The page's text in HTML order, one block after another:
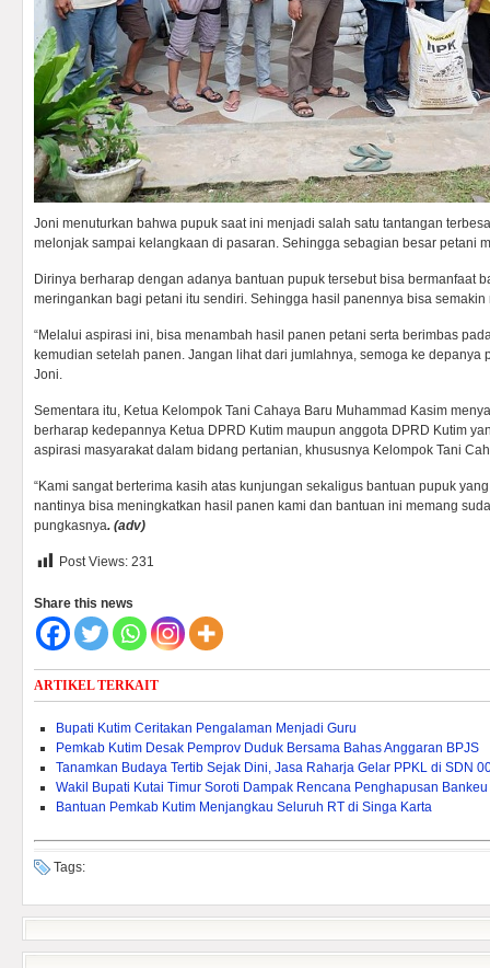
Joni menuturkan bahwa pupuk saat ini menjadi salah satu tantangan
melonjak sampai kelangkaan di pasaran. Sehingga sebagian besar petani
Dirinya berharap dengan adanya bantuan pupuk tersebut bisa bermanfaat
meringankan bagi petani itu sendiri. Sehingga hasil panennya bisa
“Melalui aspirasi ini, bisa menambah hasil panen petani serta berimbas
kemudian setelah panen. Jangan lihat dari jumlahnya, semoga ke depanya
Joni.
Sementara itu, Ketua Kelompok Tani Cahaya Baru Muhammad Kasim
berharap kedepannya Ketua DPRD Kutim maupun anggota DPRD Kutim
aspirasi masyarakat dalam bidang pertanian, khususnya Kelompok Tani
“Kami sangat berterima kasih atas kunjungan sekaligus bantuan pupuk
nantinya bisa meningkatkan hasil panen kami dan bantuan ini memang
pungkasnya. (adv)
Post Views: 231
Share this news
ARTIKEL TERKAIT
Bupati Kutim Ceritakan Pengalaman Menjadi Guru
Pemkab Kutim Desak Pemprov Duduk Bersama Bahas Anggaran BPJS
Tanamkan Budaya Tertib Sejak Dini, Jasa Raharja Gelar PPKL di SDN
Wakil Bupati Kutai Timur Soroti Dampak Rencana Penghapusan
Bantuan Pemkab Kutim Menjangkau Seluruh RT di Singa Karta
Tags: